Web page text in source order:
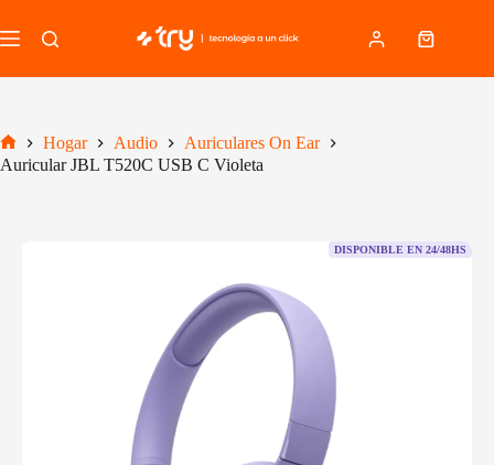
al
contenido
Carro
Inicio
Hogar Audio
Auriculares On Ear
Auricular JBL T520C USB C Violeta
DISPONIBLE EN 24/48HS